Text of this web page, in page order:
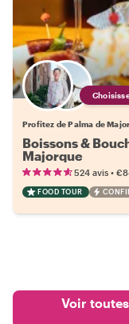
Profitez de Palma de
Boissons &
Majorque
524 avis •
FOOD TOUR
Voir